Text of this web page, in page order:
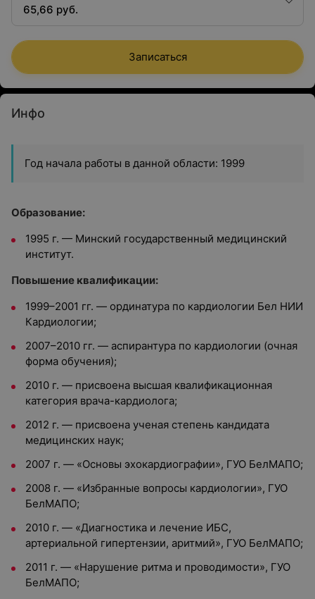
медицинских наук
65,66 руб.
Записаться
Инфо
Год начала работы в данной области: 1999
Образование:
1995 г. — Минский государственный медицинский
институт.
Повышение квалификации:
1999–2001 гг. — ординатура по кардиологии Бел НИИ
Кардиологии;
2007–2010 гг. — аспирантура по кардиологии (очная
форма обучения);
2010 г. — присвоена высшая квалификационная
категория врача-кардиолога;
2012 г. — присвоена ученая степень кандидата
медицинских наук;
2007 г. — «Основы эхокардиографии», ГУО БелМАПО;
2008 г. — «Избранные вопросы кардиологии», ГУО
БелМАПО;
2010 г. — «Диагностика и лечение ИБС,
артериальной гипертензии, аритмий», ГУО БелМАПО;
2011 г. — «Нарушение ритма и проводимости», ГУО
БелМАПО;